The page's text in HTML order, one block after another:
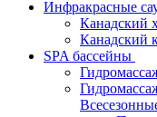
Инфракрасные
Канадский
Канадский
SPA бассейны